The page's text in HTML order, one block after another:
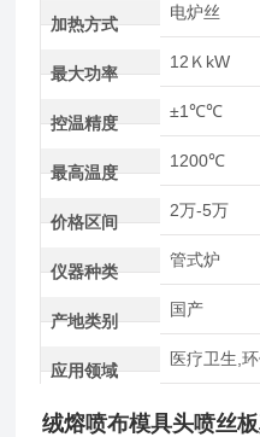
加热方式
电炉丝
最大功率
12ＫkW
控温精度
±1℃℃
最高温度
1200℃
价格区间
2万-5万
仪器种类
管式炉
产地类别
国产
应用领域
医疗卫生,
绒熔喷布模具头喷丝